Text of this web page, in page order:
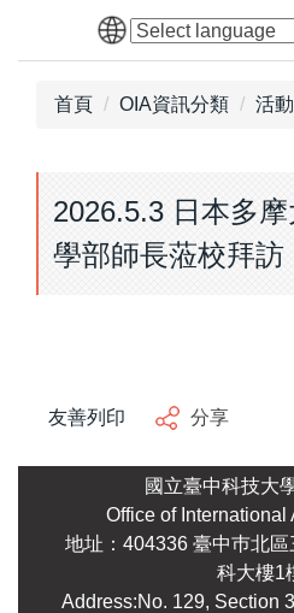
首頁 OIA資訊分類 活
2026.5.3 日本多
學部師長蒞校拜訪
友善列印 分享
國立臺中科技大
Office of International
地址：404336 臺中巿北
科大樓1
Address:No. 129, Section